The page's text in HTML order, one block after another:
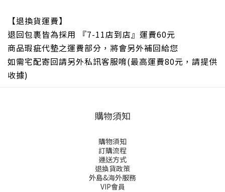
【退換貨運費】
退回包裹皆為採用 『7-11店到店』運費60元
商品瑕疵代墊之運費部分，將會另外補回給您
如需宅配寄回請另外私訊客服唷(最高運費80元，請提供
收據)
購物須知
購物須知
訂購流程
運送方式
退換貨政策
外島&海外服務
VIP會員